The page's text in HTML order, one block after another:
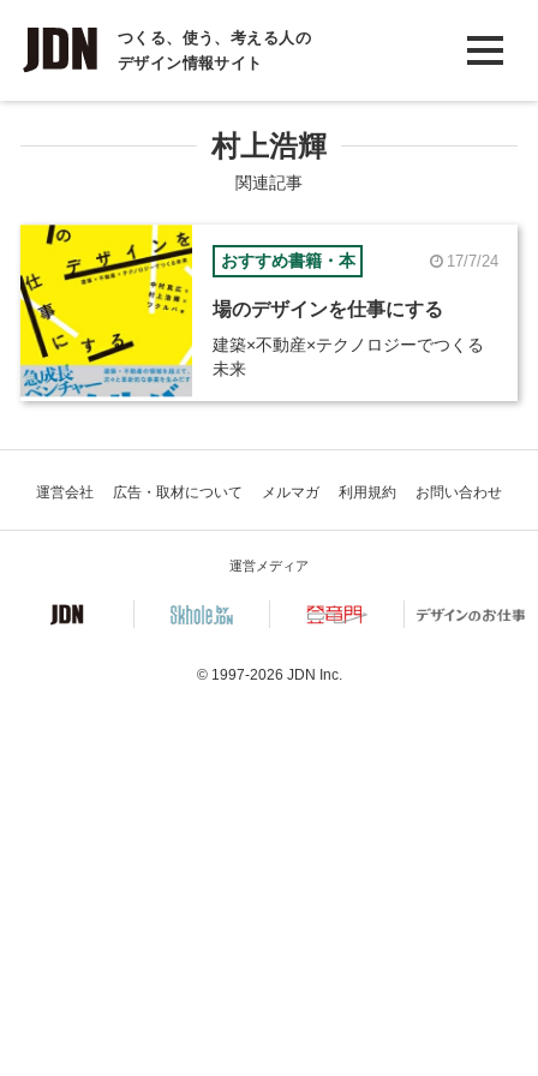
つくる、使う、考える人の
デザイン情報サイト
INTERVIEW
インタビュー
COLUMN
コラム
村上浩輝
関連記事
おすすめ書籍・本 17/7/24
場のデザインを仕事にする
建築×不動産×テクノロジーでつくる
未来
運営会社 広告・取材について メルマガ 利用規約 お問い合わせ
運営メディア
© 1997-2026 JDN Inc.